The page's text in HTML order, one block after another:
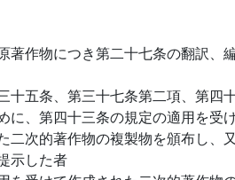
著作物につき第二十七条の翻訳、
十五条、第三十七条第二項、第四
に、第四十三条の規定の適用を受
二次的著作物の複製物を頒布し、
示した者